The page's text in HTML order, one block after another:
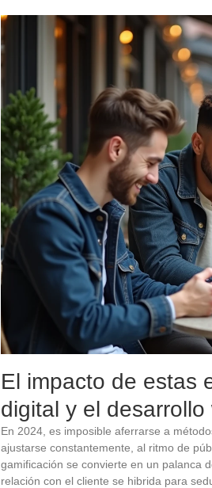
El impacto de estas
digital y el
En 2024, es imposible aferrarse a
ajustarse constantemente, al ritmo de
gamificación se convierte en un palanca
relación con el cliente se hibrida para